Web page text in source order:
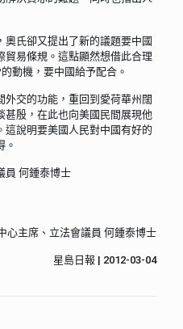
氏卻又提出了新的議題要中國
貿易條規。這點顯然想借此合理
動機，要中國給予配合。
交的功能，重回到愛荷華州闊
甚殷，在此也向美國民間展現他
說明要美國人民對中國有好的
。
員 何鍾泰博士
心主席、立法會議員 何鍾泰博士
星島日報 | 2012-03-04